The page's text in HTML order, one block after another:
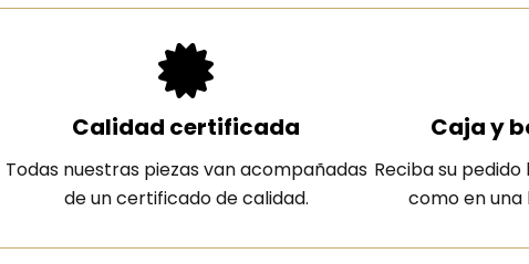
Calidad certificada
Todas nuestras piezas van acompañadas
de un certificado de calidad.
Caja y
Reciba su
como en una